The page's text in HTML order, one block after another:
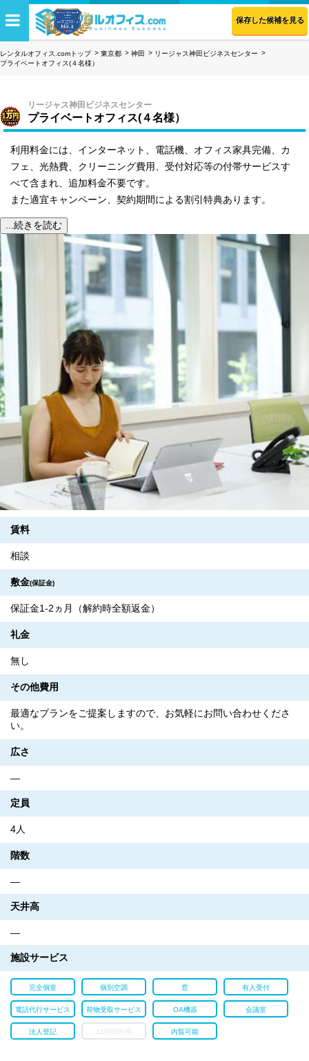
保存した候補を見る
レンタルオフィス.comトップ 東京都 神田
リージャス神田ビジネスセンター
プライベートオフィス(４名様）
リージャス神田ビジネスセンター
プライベートオフィス(４名様）
利用料金には、インターネット、電話機、オフィス家具完備、カ
フェ、光熱費、クリーニング費用、受付対応等の付帯サービスす
べて含まれ、追加料金不要です。
また適宜キャンペーン、契約期間による割引特典あります。
...続きを読む
賃料
相談
敷金(保証金)
保証金1-2ヵ月（解約時全額返金）
礼金
無し
その他費用
最適なプランをご提案しますので、お気軽にお問い合わせくださ
い。
広さ
―
定員
4人
階数
―
天井高
―
施設サービス
完全個室 個別空調 窓 有人受付
電話代行サービス 荷物受取サービス OA機器 会議室
法人登記 24時間利用 内覧可能